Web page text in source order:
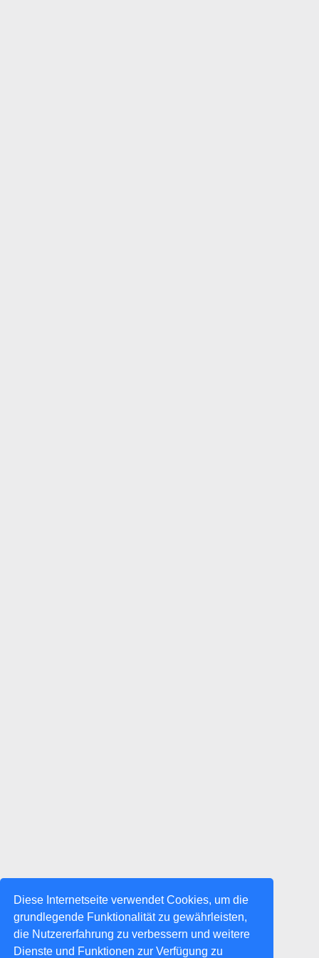
Diese Internetseite verwendet Cookies, um die
grundlegende Funktionalität zu gewährleisten,
die Nutzererfahrung zu verbessern und weitere
Dienste und Funktionen zur Verfügung zu